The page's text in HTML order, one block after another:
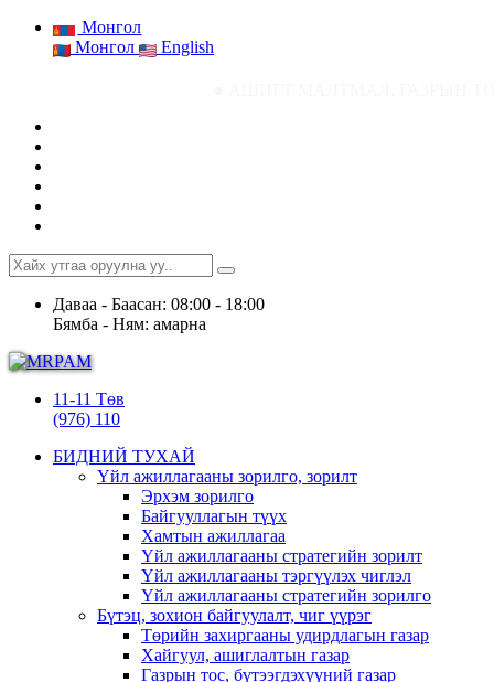
Монгол
Монгол
English
Даваа - Баасан: 08:00 - 18:00
Бямба - Ням: амарна
11-11 Төв
(976) 110
БИДНИЙ ТУХАЙ
Үйл ажиллагааны зорилго, зорилт
Эрхэм зорилго
Байгууллагын түүх
Хамтын ажиллагаа
Үйл ажиллагааны стратегийн зорилт
Үйл ажиллагааны тэргүүлэх чиглэл
Үйл ажиллагааны стратегийн зорилго
Бүтэц, зохион байгуулалт, чиг үүрэг
Төрийн захиргааны удирдлагын газар
Хайгуул, ашиглалтын газар
Газрын тос, бүтээгдэхүүний газар